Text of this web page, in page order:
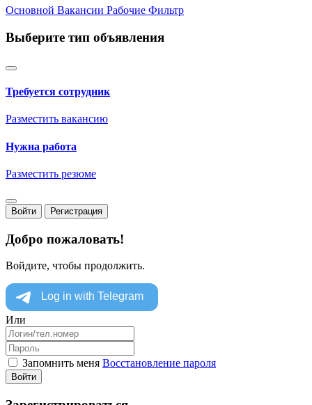
Основной Вакансии Рабочие Фильтр
Выберите тип объявления
Требуется сотрудник
Разместить вакансию
Нужна работа
Разместить резюме
Войти Регистрация
Добро пожаловать!
Войдите, чтобы продолжить.
Или
Запомнить меня Восстановление пароля
Войти